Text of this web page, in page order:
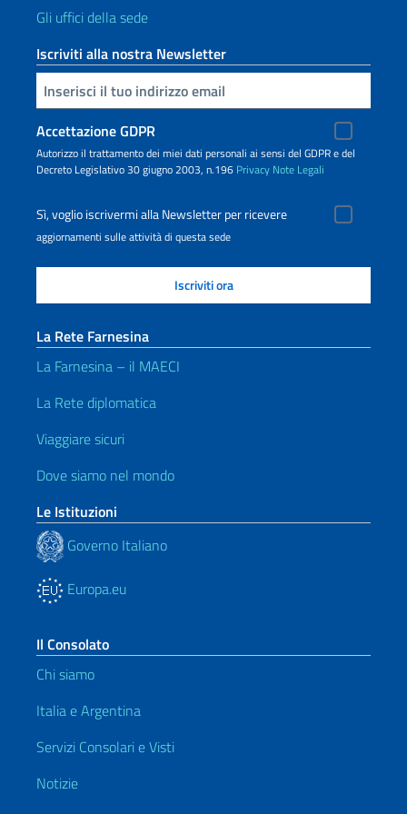
Gli uffici della sede
Iscriviti alla nostra Newsletter
Inserisci la tua email
Accettazione GDPR
Autorizzo il trattamento dei miei dati personali ai sensi del GDPR e del
Decreto Legislativo 30 giugno 2003, n.196 Privacy Note Legali
Sì, voglio iscrivermi alla Newsletter per ricevere
aggiornamenti sulle attività di questa sede
La Rete Farnesina
La Farnesina – il MAECI
La Rete diplomatica
Viaggiare sicuri
Dove siamo nel mondo
Le Istituzioni
Governo Italiano
Europa.eu
Il Consolato
Chi siamo
Italia e Argentina
Servizi Consolari e Visti
Notizie